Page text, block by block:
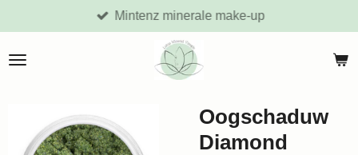
direct
naar
Mintenz minerale make-up
Oogschaduw
Diamond